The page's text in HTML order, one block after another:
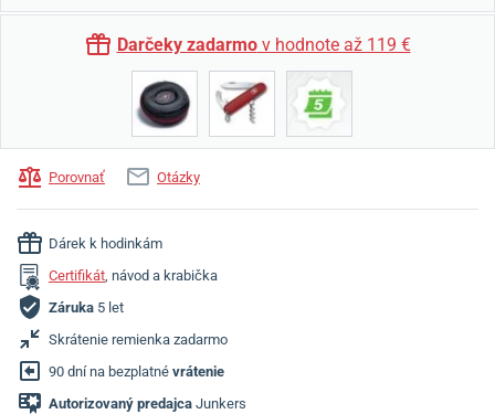
Darčeky zadarmov hodnote až 119 €
Porovnať Otázky
Dárek k hodinkám
Certifikát, návod a krabička
Záruka 5 let
Skrátenie remienka zadarmo
90 dní na bezplatné vrátenie
Autorizovaný predajca Junkers